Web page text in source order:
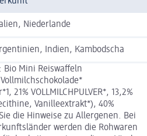
Niederlande
Indien, Kambodscha
Bio Mini Reiswaffeln
21% VOLLMILCHPULVER*, 13,2%
Vanilleextrakt*), 40%
die Hinweise zu Allergenen. Bei
werden die Rohwaren